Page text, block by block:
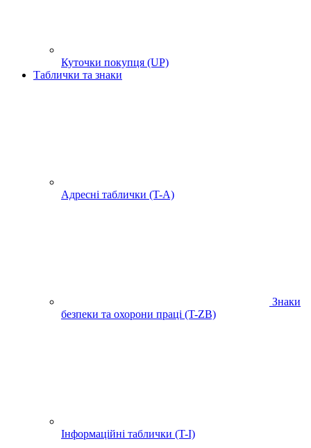
Куточки покупця (UP)
Таблички та знаки
Адресні таблички (T-A)
Знаки
безпеки та охорони праці (T-ZB)
Інформаційні таблички (T-I)